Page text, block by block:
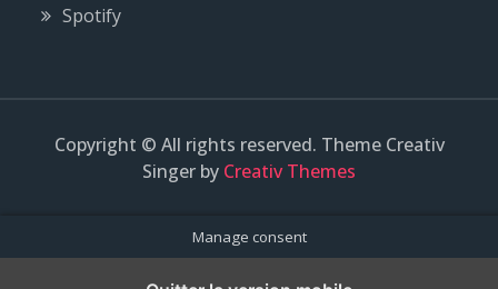
Spotify
Copyright © All rights reserved. Theme Creativ
Singer by Creativ Themes
Manage consent